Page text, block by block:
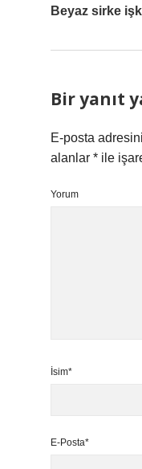
Beyaz sirke
Bir yanıt
E-posta
alanlar * ile
Yorum
İsim*
E-Posta*